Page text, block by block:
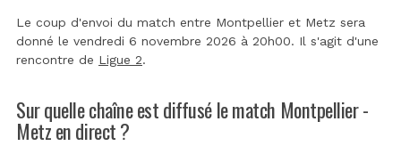
Le coup d'envoi du match entre Montpellier et Metz sera
donné le vendredi 6 novembre 2026 à 20h00. Il s'agit d'une
rencontre de Ligue 2.
Sur quelle chaîne est diffusé le match Montpellier -
Metz en direct ?